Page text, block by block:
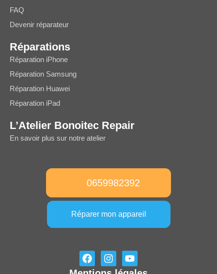
FAQ
Devenir réparateur
Réparations
Réparation iPhone
Réparation Samsung
Réparation Huawei
Réparation iPad
L’Atelier Bonoitec Repair
En savoir plus sur notre atelier
0659982392
Réparer mon appareil
F
a
I
n
Y
o